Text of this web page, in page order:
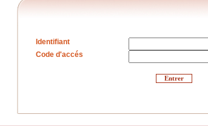
Identifiant
Code d'accés